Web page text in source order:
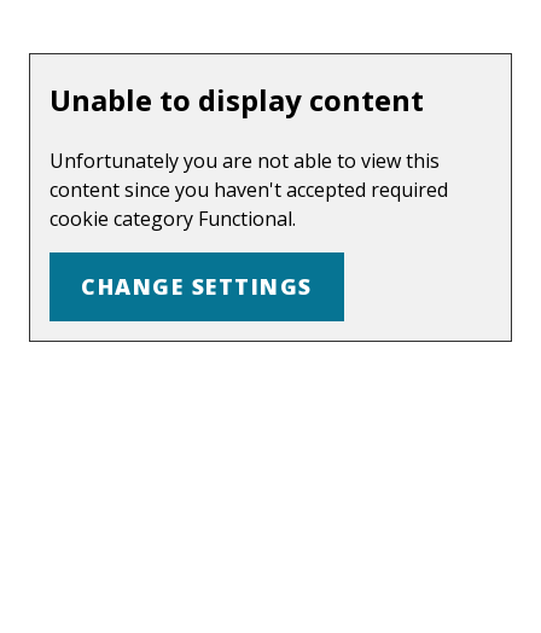
Unable to display content
Unfortunately you are not able to view this
content since you haven't accepted required
cookie category Functional.
CHANGE SETTINGS